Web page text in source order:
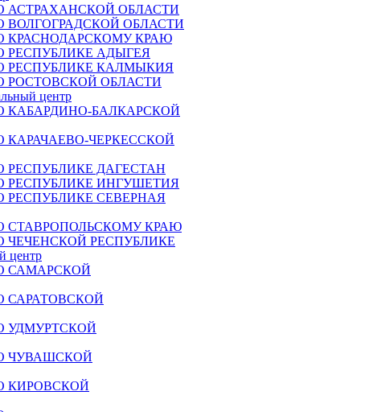
АСТРАХАНСКОЙ ОБЛАСТИ
ВОЛГОГРАДСКОЙ ОБЛАСТИ
КРАСНОДАРСКОМУ КРАЮ
РЕСПУБЛИКЕ АДЫГЕЯ
РЕСПУБЛИКЕ КАЛМЫКИЯ
РОСТОВСКОЙ ОБЛАСТИ
центр
КАБАРДИНО-БАЛКАРСКОЙ
КАРАЧАЕВО-ЧЕРКЕССКОЙ
РЕСПУБЛИКЕ ДАГЕСТАН
РЕСПУБЛИКЕ ИНГУШЕТИЯ
РЕСПУБЛИКЕ СЕВЕРНАЯ
СТАВРОПОЛЬСКОМУ КРАЮ
ЧЕЧЕНСКОЙ РЕСПУБЛИКЕ
центр
САМАРСКОЙ
САРАТОВСКОЙ
УДМУРТСКОЙ
ЧУВАШСКОЙ
КИРОВСКОЙ